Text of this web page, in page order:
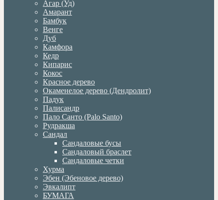
Агар (Уд)
Амарант
Бамбук
Венге
Дуб
Камфора
Кедр
Кипарис
Кокос
Красное дерево
Окаменелое дерево (Дендролит)
Падук
Палисандр
Пало Санто (Palo Santo)
Рудракша
Сандал
Сандаловые бусы
Сандаловый браслет
Сандаловые четки
Хурма
Эбен (Эбеновое дерево)
Эвкалипт
БУМАГА